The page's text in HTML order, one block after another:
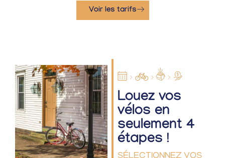
Voir les tarifs
Louez vos
vélos en
seulement 4
étapes !